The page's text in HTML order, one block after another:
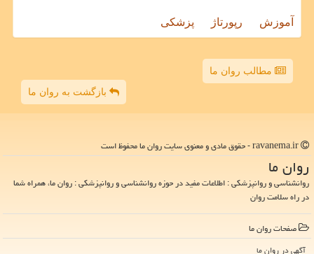
آموزش رپورتاژ پزشکی
مطالب روان ما
بازگشت به روان ما
روان ما
روانشناسی و روانپزشکی : اطلاعات مفید در حوزه روانشناسی و روانپزشکی : روان ما، همراه شما
در راه سلامت روان
صفحات روان ما
آگهی در روان ما